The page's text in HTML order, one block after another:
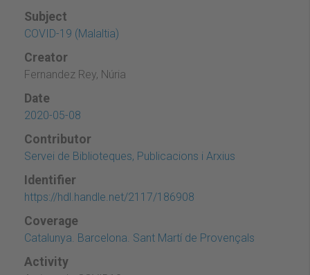
Subject
COVID-19 (Malaltia)
Creator
Fernandez Rey, Núria
Date
2020-05-08
Contributor
Servei de Biblioteques, Publicacions i Arxius
Identifier
https://hdl.handle.net/2117/186908
Coverage
Catalunya. Barcelona. Sant Martí de Provençals
Activity